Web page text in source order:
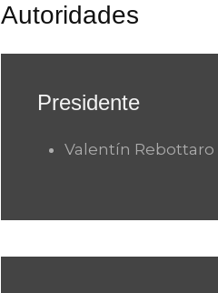
Autoridades
Presidente
Valentín Rebottaro